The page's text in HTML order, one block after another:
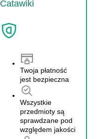
Catawiki
Twoja płatność
jest bezpieczna
Wszystkie
przedmioty są
sprawdzane pod
względem jakości